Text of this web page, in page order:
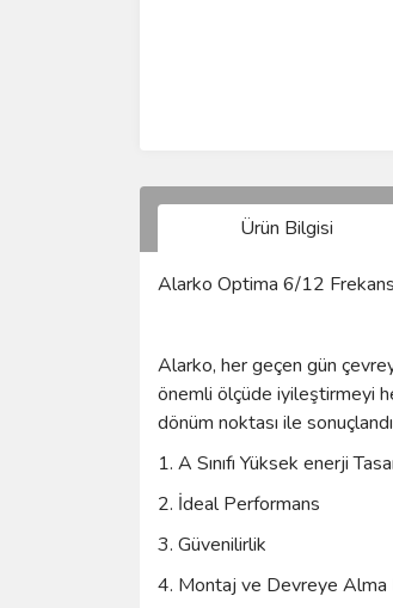
Ürün Bilgisi
Alarko Optima 6/12
Alarko, her geçen gün
önemli ölçüde iyileştirmeyi
dönüm noktası ile
1. A Sınıfı Yüksek enerji
2. İdeal Performans
3. Güvenilirlik
4. Montaj ve Devreye Alma